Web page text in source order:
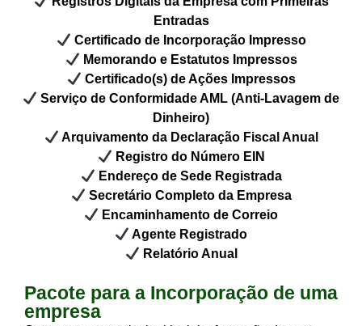
Entradas
Certificado de Incorporação Impresso
Memorando e Estatutos Impressos
Certificado(s) de Ações Impressos
Serviço de Conformidade AML (Anti-Lavagem de
Dinheiro)
Arquivamento da Declaração Fiscal Anual
Registro do Número EIN
Endereço de Sede Registrada
Secretário Completo da Empresa
Encaminhamento de Correio
Agente Registrado
Relatório Anual
Pacote para a Incorporação de uma
empresa